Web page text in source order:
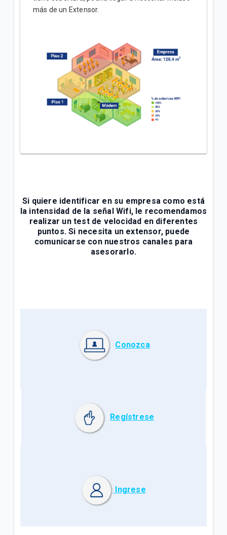
más de un Extensor.
Si quiere identificar en su empresa como está
la intensidad de la señal Wifi, le recomendamos
realizar un test de velocidad en diferentes
puntos. Si necesita un extensor, puede
comunicarse con nuestros canales para
asesorarlo.
Conozca
Regístrese
Ingrese